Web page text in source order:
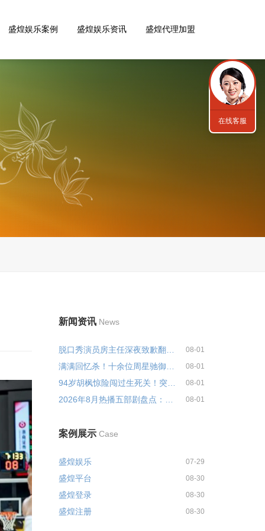
盛煌娱乐案例 盛煌娱乐资讯 盛煌代理加盟
新闻资讯 News
脱口秀演员房主任深夜致歉翻车风... 08-01
08-01
94岁胡枫惊险闯过生死关！突发重... 08-01
08-01
案例展示 Case
盛煌娱乐 07-29
盛煌平台 08-30
盛煌登录 08-30
盛煌注册 08-30
在线客服